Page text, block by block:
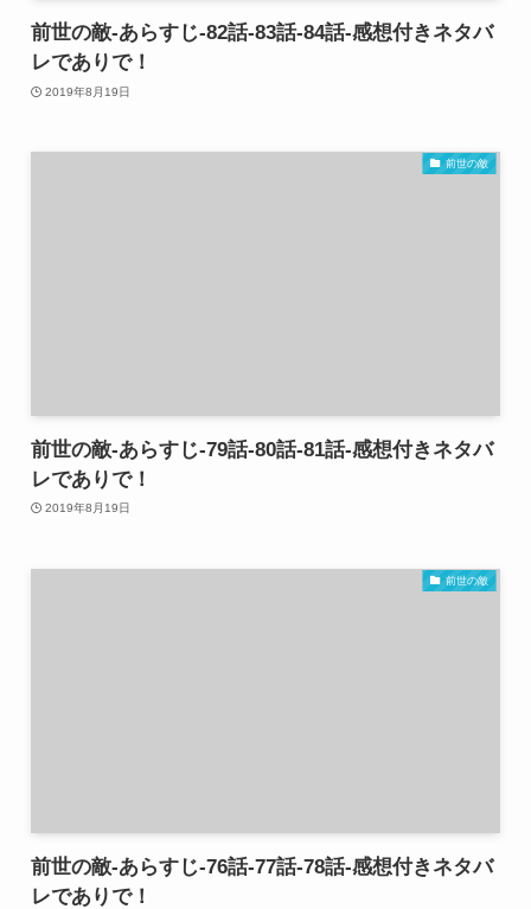
前世の敵-あらすじ-82話-83話-84話-感想付きネタバ
レでありで！
2019年8月19日
前世の敵
前世の敵-あらすじ-79話-80話-81話-感想付きネタバ
レでありで！
2019年8月19日
前世の敵
前世の敵-あらすじ-76話-77話-78話-感想付きネタバ
レでありで！